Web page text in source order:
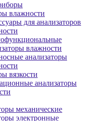
влажности
для анализаторов
влажности
анализаторы
вязкости
анализаторы
механические
электронные